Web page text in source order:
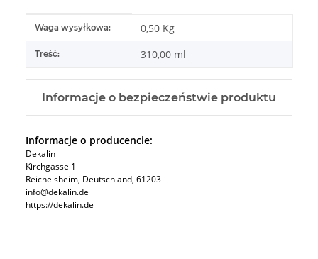
#productDetails.itemInformation#
#productDetails.itemValue#
Waga wysyłkowa: 0,50 Kg
Treść: 310,00 ml
Informacje o bezpieczeństwie produktu
Informacje o producencie:
Dekalin
Kirchgasse 1
Reichelsheim, Deutschland, 61203
info@dekalin.de
https://dekalin.de